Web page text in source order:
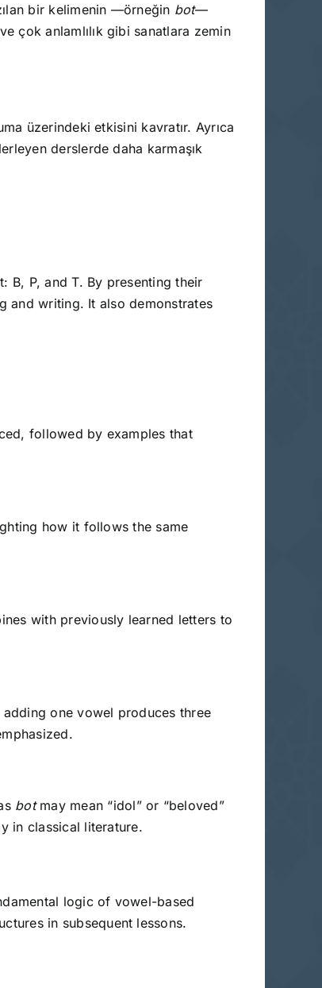
bir kelimenin —örneğin bot—
çok anlamlılık gibi sanatlara zemin
üzerindeki etkisini kavratır. Ayrıca
derslerde daha karmaşık
B, P, and T. By presenting their
and writing. It also demonstrates
followed by examples that
how it follows the same
with previously learned letters to
one vowel produces three
botmay mean “idol” or “beloved”
in classical literature.
logic of vowel-based
in subsequent lessons.